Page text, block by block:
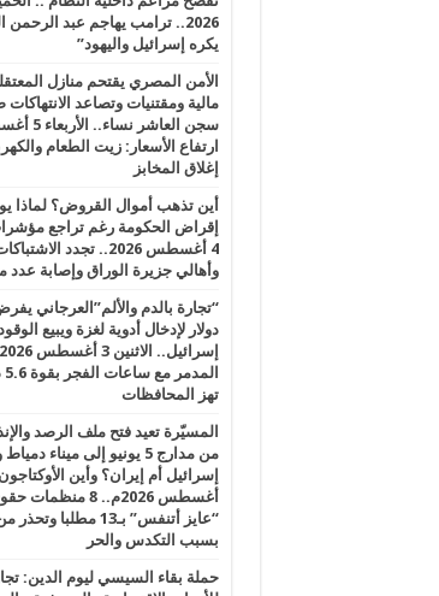
2026.. ترامب يهاجم عبد
يكره إسرائيل واليهود”
الأمن المصري يقتحم منازل
مالية ومقتنيات وتصاعد
ارتفاع الأسعار: زيت الطعام
إغلاق المخابز
أين تذهب أموال القروض؟ لماذا
إقراض الحكومة رغم تراجع مؤشرات
4 أغسطس 2026.. تجدد
وأهالي جزيرة الوراق وإصابة عدد
دولار لإدخال أدوية لغزة ويبيع
تهز المحافظات
المسيّرة تعيد فتح ملف الرصد
من مدارج 5 يونيو إلى ميناء
أغسطس 2026م.. 8
“عايز أتنفس” بـ13
بسبب التكدس والحر
حملة بقاء السيسي ليوم الدين: